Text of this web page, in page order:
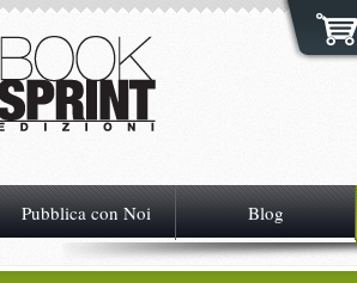
Pubblica con Noi Blog